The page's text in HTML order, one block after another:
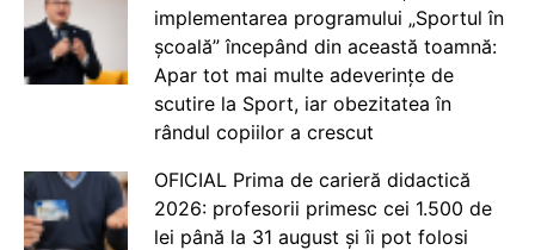
implementarea programului „Sportul în
școală” începând din această toamnă:
Apar tot mai multe adeverințe de
scutire la Sport, iar obezitatea în
rândul copiilor a crescut
OFICIAL Prima de carieră didactică
2026: profesorii primesc cei 1.500 de
lei până la 31 august și îi pot folosi